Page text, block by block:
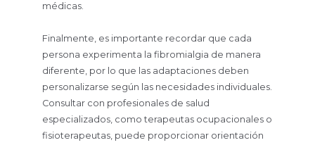
médicas.
Finalmente, es importante recordar que cada
persona experimenta la fibromialgia de manera
diferente, por lo que las adaptaciones deben
personalizarse según las necesidades individuales.
Consultar con profesionales de salud
especializados, como terapeutas ocupacionales o
fisioterapeutas, puede proporcionar orientación